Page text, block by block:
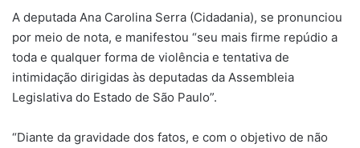
A deputada Ana Carolina Serra (Cidadania), se pronunciou
por meio de nota, e manifestou “seu mais firme repúdio a
toda e qualquer forma de violência e tentativa de
intimidação dirigidas às deputadas da Assembleia
Legislativa do Estado de São Paulo”.
“Diante da gravidade dos fatos, e com o objetivo de não